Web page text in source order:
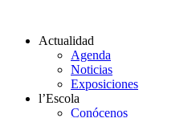
Actualidad
Agenda
Noticias
Exposiciones
l’Escola
Conócenos